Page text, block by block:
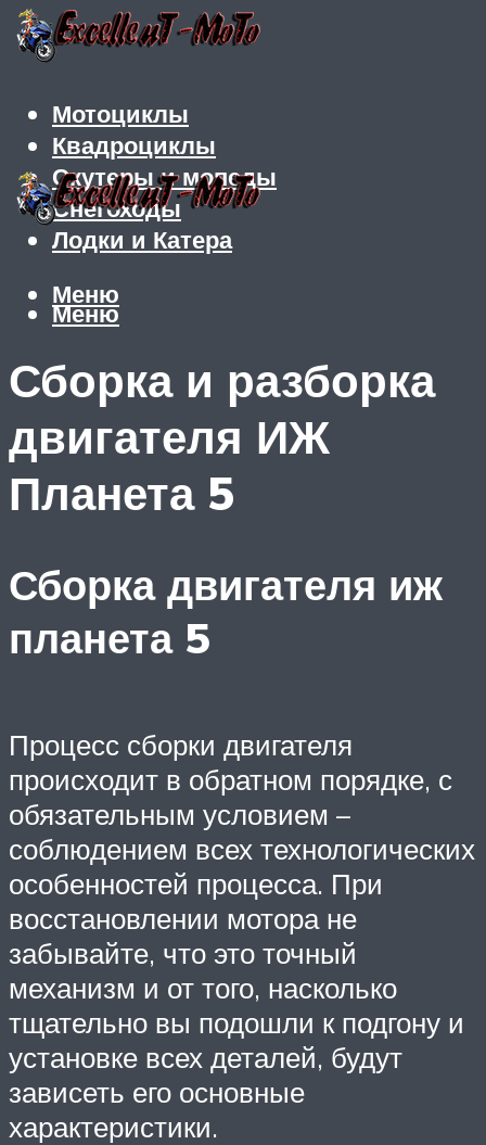
Мотоциклы
Квадроциклы
Скутеры и мопеды
Снегоходы
Лодки и Катера
Меню
Меню
Сборка и разборка
двигателя ИЖ
Планета 5
Сборка двигателя иж
планета 5
Процесс сборки двигателя
происходит в обратном порядке, с
обязательным условием –
соблюдением всех технологических
особенностей процесса. При
восстановлении мотора не
забывайте, что это точный
механизм и от того, насколько
тщательно вы подошли к подгону и
установке всех деталей, будут
зависеть его основные
характеристики.